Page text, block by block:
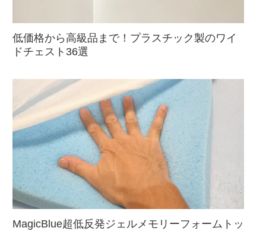
低価格から高級品まで！プラスチック製のワイ
ドチェスト36選
MagicBlue超低反発ジェルメモリーフォームトッ